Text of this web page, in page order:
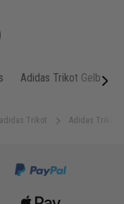
adidas Trikot Adidas Trikot
Seite
Adidas Trikot Gelb